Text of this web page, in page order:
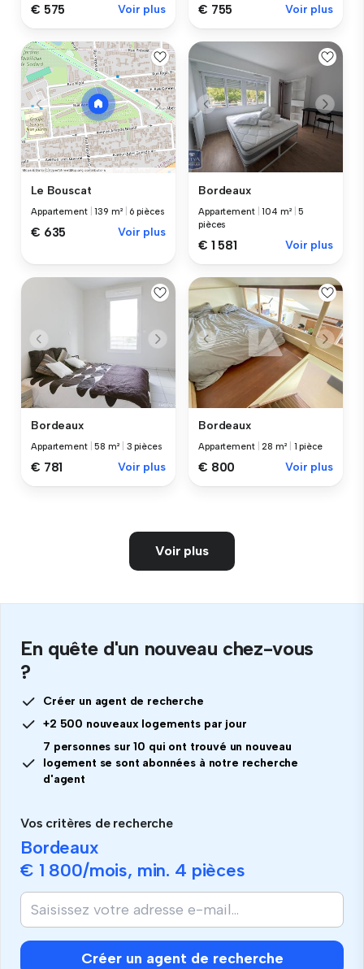
€ 575 Voir plus € 755 Voir plus
Le Bouscat
Appartement |139 m² 6 pièces
€ 635 Voir plus
Bordeaux
Appartement |104 m² |5
pièces
€ 1 581 Voir plus
Bordeaux
Appartement |58 m² 3 pièces
€ 781 Voir plus
Bordeaux
Appartement |28 m² 1 pièce
€ 800 Voir plus
Voir plus
En quête d'un nouveau chez-vous
?
Créer un agent de recherche
+2 500 nouveaux logements par jour
7 personnes sur 10 qui ont trouvé un nouveau
logement se sont abonnées à notre recherche
d'agent
Vos critères de recherche
Bordeaux
€ 1 800/mois, min. 4 pièces
Créer un agent de recherche